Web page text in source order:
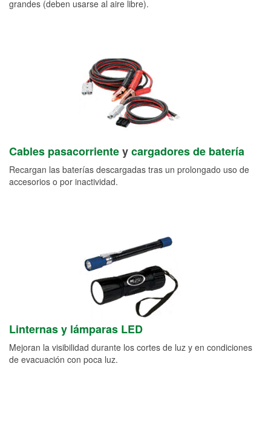
grandes (deben usarse al aire libre).
Cables pasacorrienteycargadores de batería
Recargan las baterías descargadas tras un prolongado uso de
accesorios o por inactividad.
Linternas y lámparas LED
Mejoran la visibilidad durante los cortes de luz y en condiciones
de evacuación con poca luz.